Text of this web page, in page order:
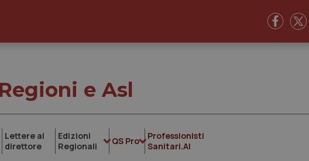
Regioni e Asl
Lettere al
direttore
Edizioni
Regionali
QS Pro
Professionisti
Sanitari.AI